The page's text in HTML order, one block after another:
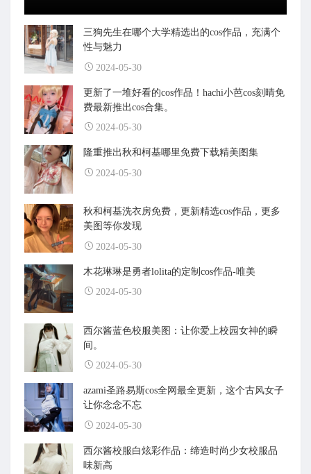
三狗先生在哪个大学精选出的cos作品，充满个
性与魅力
2024-05-30
更新了一堆好看的cos作品！hachi小芭cos刻晴免
费最新推出cos合集。
2024-05-30
隆重推出秋和柯基哪里免费下载精美图集
2024-05-30
秋和柯基洗衣房免费，更新精选cos作品，更多
美图等你发现
2024-05-30
木花琳琳是勇者lolita的定制cos作品-唯美
2024-05-30
西尔酱蓝色校服美图：让你爱上校园女神的瞬
间。
2024-05-30
azami圣路易斯cos全网最全更新，这个古风女子
让你念念不忘
2024-05-30
西尔酱校服白炫彩作品：缔造时尚少女校服品
味新高